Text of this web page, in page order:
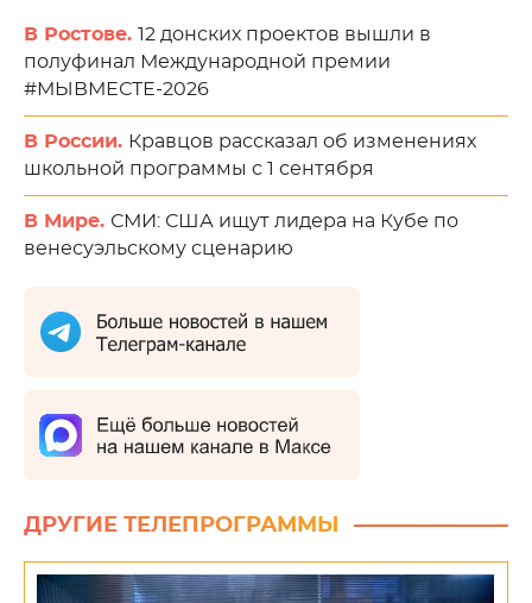
В Ростове. 12 донских проектов вышли в
полуфинал Международной премии
#МЫВМЕСТЕ-2026
В России. Кравцов рассказал об изменениях
школьной программы с 1 сентября
В Мире. СМИ: США ищут лидера на Кубе по
венесуэльскому сценарию
ДРУГИЕ ТЕЛЕПРОГРАММЫ